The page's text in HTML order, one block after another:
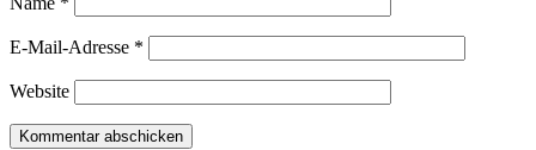
E-Mail-Adresse *
Website